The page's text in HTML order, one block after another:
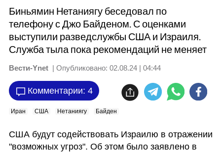
Биньямин Нетаниягу беседовал по
телефону с Джо Байденом. С оценками
выступили разведслужбы США и Израиля.
Служба тыла пока рекомендаций не меняет
Вести-Ynet | Опубликовано: 02.08.24 | 04:44
Комментарии: 4
Иран США Нетаниягу Байден
США будут содействовать Израилю в отражении
"возможных угроз". Об этом было заявлено в